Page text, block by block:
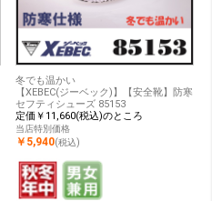
冬でも温かい
【XEBEC(ジーベック)】【安全靴】防寒
セフティシューズ 85153
定価￥11,660(税込)のところ
当店特別価格
￥5,940(税込)